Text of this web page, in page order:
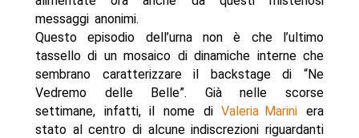
messaggi anonimi.
Questo episodio dell’urna non è che l’ultimo
tassello di un mosaico di dinamiche interne che
sembrano caratterizzare il backstage di “Ne
Vedremo delle Belle”. Già nelle scorse
settimane, infatti, il nome diValeria Marini era
stato al centro di alcune indiscrezioni riguardanti